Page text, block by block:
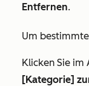
Entfernen.
Um
Klicken Sie im
[Kategorie]